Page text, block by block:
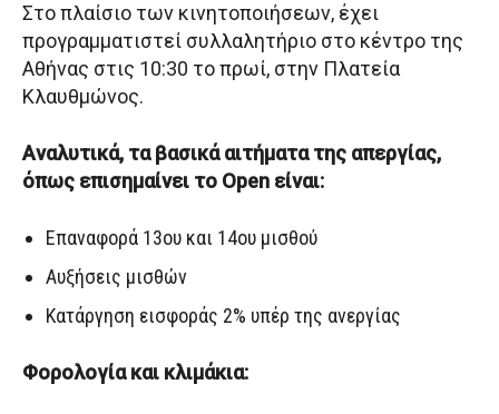
Στο πλαίσιο των κινητοποιήσεων, έχει
προγραμματιστεί συλλαλητήριο στο κέντρο της
Αθήνας στις 10:30 το πρωί, στην Πλατεία
Κλαυθμώνος.
Αναλυτικά, τα βασικά αιτήματα της απεργίας,
όπως επισημαίνει το Open είναι:
Επαναφορά 13ου και 14ου μισθού
Αυξήσεις μισθών
Κατάργηση εισφοράς 2% υπέρ της ανεργίας
Φορολογία και κλιμάκια: